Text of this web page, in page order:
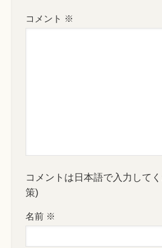
コメント ※
コメントは日本語で入力して
策)
名前 ※